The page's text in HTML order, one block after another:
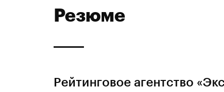
Резюме
Рейтинговое агентство